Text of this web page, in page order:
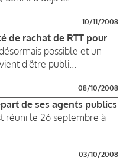
10/11/2008
de rachat de RTT pour
possible et un
d'être publi...
08/10/2008
de ses agents publics
réuni le 26 septembre à
03/10/2008